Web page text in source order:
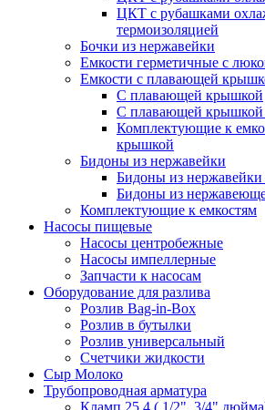
ЦКТ с рубашками
термоизоляцией
Бочки из нержавейки
Емкости герметичные с
Емкости с плавающей
С плавающей крышкой
С плавающей крышкой
Комплектующие к
крышкой
Бидоны из нержавейки
Бидоны из нержавейки
Бидоны из
Комплектующие к емкостям
Насосы пищевые
Насосы центробежные
Насосы импеллерные
Запчасти к насосам
Оборудование для разлива
Розлив Bag-in-Box
Розлив в бутылки
Розлив универсальный
Счетчики жидкости
Сыр Молоко
Трубопроводная арматура
Кламп 25,4 ( 1/2", 3/4"